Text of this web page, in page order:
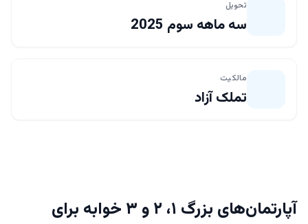
تحویل
سه ماهه سوم 2025
مالکیت
تملک آزاد
آپارتمان‌های بزرگ ۱، ۲ و ۳ خوابه برای